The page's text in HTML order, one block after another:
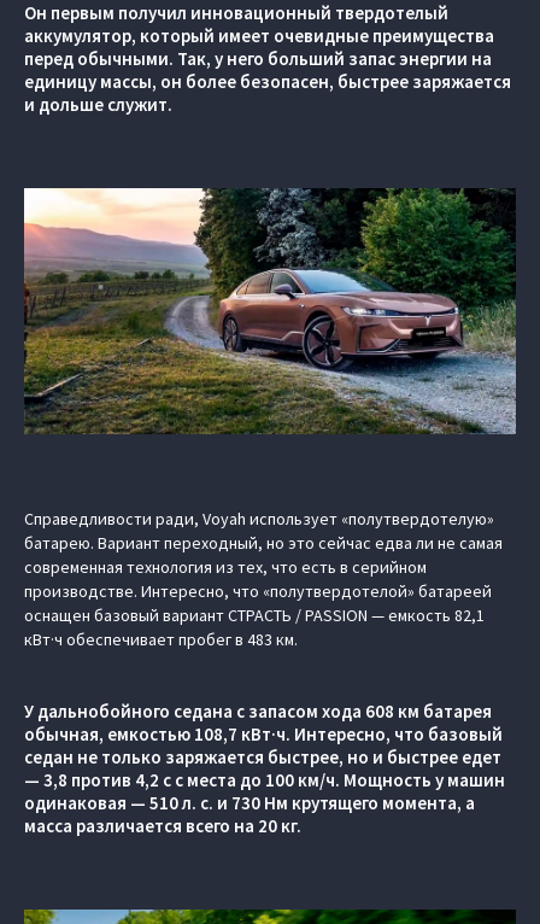
Он первым получил инновационный твердотелый
аккумулятор, который имеет очевидные преимущества
перед обычными. Так, у него больший запас энергии на
единицу массы, он более безопасен, быстрее заряжается
и дольше служит.
Справедливости ради, Voyah использует «полутвердотелую»
батарею. Вариант переходный, но это сейчас едва ли не самая
современная технология из тех, что есть в серийном
производстве. Интересно, что «полутвердотелой» батареей
оснащен базовый вариант СТРАСТЬ / PASSION — емкость 82,1
кВт·ч обеспечивает пробег в 483 км.
У дальнобойного седана с запасом хода 608 км батарея
обычная, емкостью 108,7 кВт·ч. Интересно, что базовый
седан не только заряжается быстрее, но и быстрее едет
— 3,8 против 4,2 с с места до 100 км/ч. Мощность у машин
одинаковая — 510 л. с. и 730 Нм крутящего момента, а
масса различается всего на 20 кг.